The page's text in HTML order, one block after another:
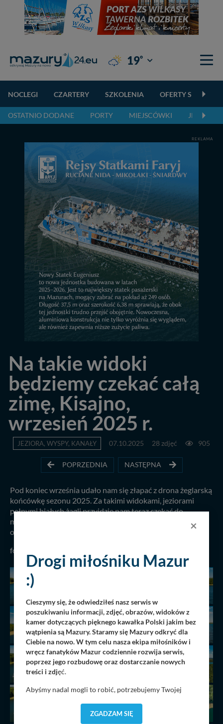
19° Giżycko
NOCLEGI CZARTERY SZKOLENIA OFERTY
OSTATNIO DODANE PORTY MIEJSCÓWKI JEZIORA,
REKLAMA
Na takie widoki
będziemy czekać całą
zimę, Kisajno,
wrzesień 2025 r.
JEZIORA, WYSPY, KANAŁY 07.10.2025 28 zdjęć 905
POPRZEDNIA NASTĘPNA
Pod koniec września udało nam się złapać z drona żeglarską
końcówkę sezonu 2025. Za takimi widokami, jeziorami
pełnymi białych żagli przyjdzie nam teraz czekać do
majówki 2026. Nacieszmy wzrok jeziorem Kisajno w
okolicach Giżycka i Pięknej Góry...
fot. Artur Borkowski, 26.09.2025 r.
×
Drogi miłośniku Mazur
:)
Cieszymy się, że odwiedziłeś nasz serwis w
poszukiwaniu informacji, zdjęć, obrazów, widoków z
kamer dotyczących pięknego kawałka Polski jakim bez
wątpienia są Mazury. Staramy się Mazury odkryć dla
Ciebie na nowo. W tym celu nasza ekipa miłośników i
wręcz fanatyków Mazur codziennie rozwija serwis,
poprzez jego rozbudowę oraz dostarczanie nowych
treści i zdjęć.
Abyśmy nadal mogli to robić, potrzebujemy Twojej
dostosować do Twoich preferencji. Twoje dane (w tym
pliki cookies) będą zapisywane w celu usprawnienia
ZGADZAM SIĘ